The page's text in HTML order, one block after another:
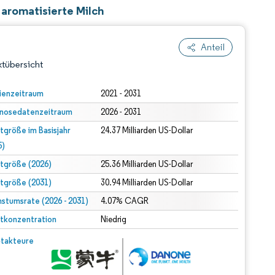
Milch
Anteil
2021 - 2031
2026 - 2031
im Basisjahr
24.37 Milliarden US-Dollar
(2026) 25.36 Milliarden US-Dollar
(2031) 30.94 Milliarden US-Dollar
(2026 - 2031) 4.07% CAGR
Niedrig
Intelligence. Wiederverwendung erfordert Namensnennung gemäß CC BY 4.0.
gemäß CC BY 4.0.